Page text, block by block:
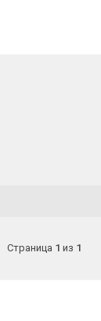
Страница 1 из 1